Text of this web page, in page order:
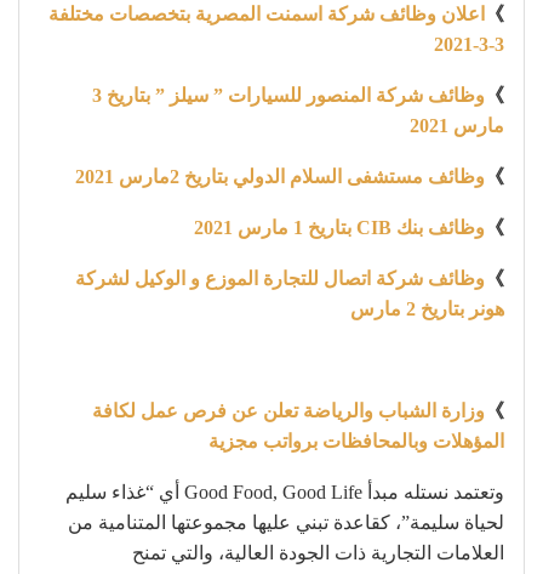
》
اعلان وظائف شركة اسمنت المصرية بتخصصات مختلفة
3-3-2021
》
وظائف شركة المنصور للسيارات ” سيلز ” بتاريخ 3
مارس 2021
》 وظائف مستشفى السلام الدولي بتاريخ 2مارس 2021
》 وظائف بنك CIB بتاريخ 1 مارس 2021
》 وظائف شركة اتصال للتجارة الموزع و الوكيل لشركة
هونر بتاريخ 2 مارس
》 وزارة الشباب والرياضة تعلن عن فرص عمل لكافة
المؤهلات وبالمحافظات برواتب مجزية
وتعتمد نستله مبدأ Good Food, Good Life أي “غذاء سليم
لحياة سليمة”، كقاعدة تبني عليها مجموعتها المتنامية من
العلامات التجارية ذات الجودة العالية، والتي تمنح